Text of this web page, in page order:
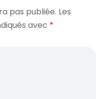
pas publiée. Les
avec *